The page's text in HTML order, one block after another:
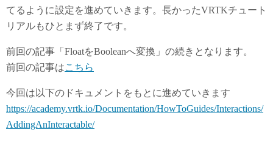
てるように設定を進めていきます。長かったVRTKチュート
リアルもひとまず終了です。
前回の記事「FloatをBooleanへ変換」の続きとなります。
前回の記事はこちら
今回は以下のドキュメントをもとに進めていきます
https://academy.vrtk.io/Documentation/HowToGuides/Interactions/
AddingAnInteractable/